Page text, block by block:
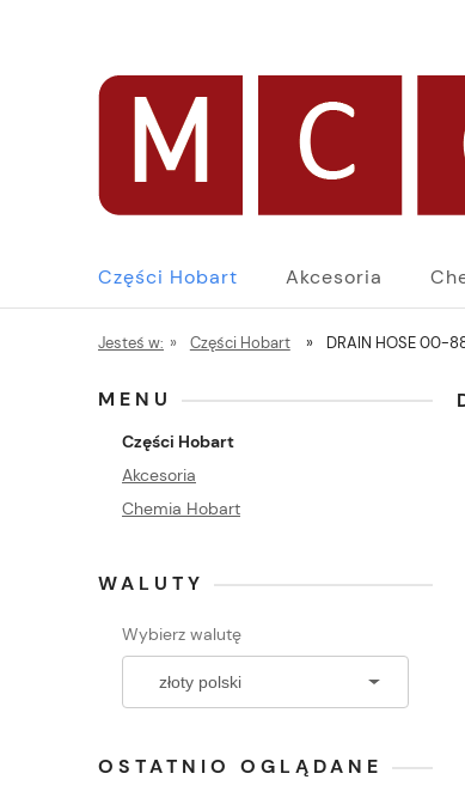
Części Hobart Akcesoria
Jesteś w: » Części Hobart » DRAIN HOSE 00-
MENU
Części Hobart
Akcesoria
Chemia Hobart
WALUTY
Wybierz walutę
OSTATNIO OGLĄDANE